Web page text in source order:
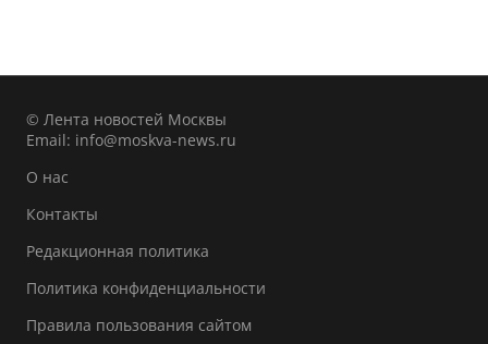
© Лента новостей Москвы
Email: info@moskva-news.ru
О нас
Контакты
Редакционная политика
Политика конфиденциальности
Правила пользования сайтом